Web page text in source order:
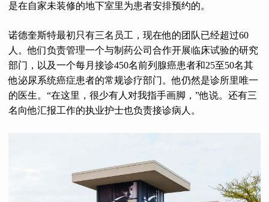
是在自家未装修的地下室里为患者安排预约的。
诺德奎斯特最初只有三名员工，现在他的团队已经超过60
人。他们负责管理一个与制药公司合作开展临床试验的研究
部门，以及一个每月接诊450名前列腺癌患者和25至50名其
他泌尿系统癌症患者的常规诊疗部门。他仍然是诊所里唯一
的医生。“在这里，很少有人对我指手画脚，”他说。还有三
名向他汇报工作的执业护士也负责接诊病人。